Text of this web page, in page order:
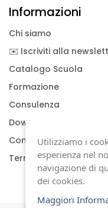
Informazioni
Chi siamo
✉️ Iscriviti alla
Catalogo Scuola
Formazione
Consulenza
Download documenti
Condizioni generali
Termini di garanzia
Utilizziamo i
esperienza nel
navigazione di
dei cookies.
Maggiori